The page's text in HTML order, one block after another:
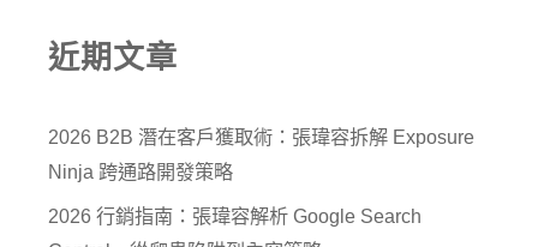
近期文章
2026 B2B 潛在客戶獲取術：張瑋容拆解 Exposure
Ninja 跨通路開發策略
2026 行銷指南：張瑋容解析 Google Search